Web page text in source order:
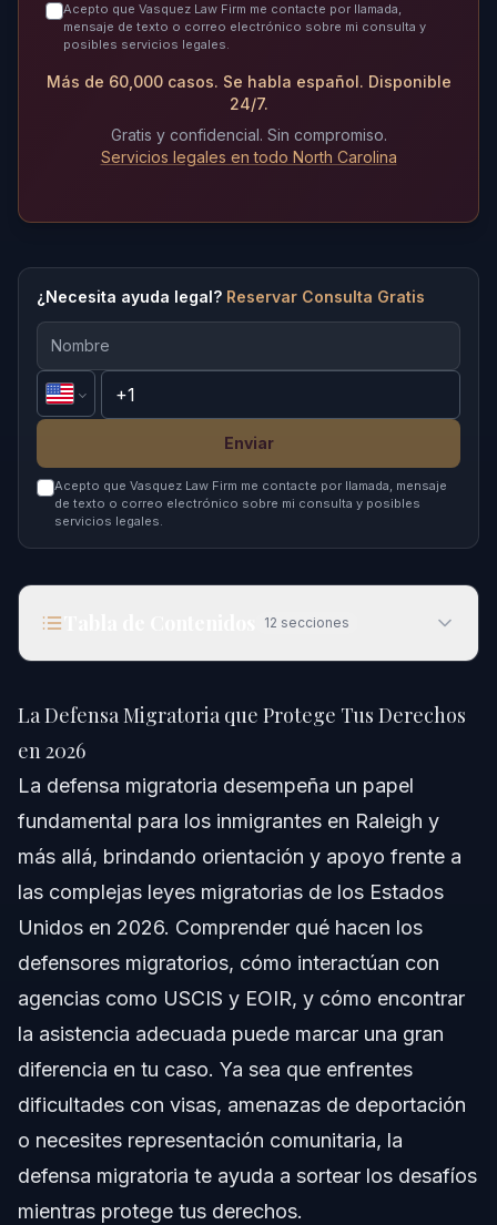
Acepto que Vasquez Law Firm me contacte por llamada,
mensaje de texto o correo electrónico sobre mi consulta y
posibles servicios legales.
Más de 60,000 casos. Se habla español. Disponible
24/7.
Gratis y confidencial. Sin compromiso.
Servicios legales en todo North Carolina
¿Necesita ayuda legal? Reservar Consulta Gratis
Enviar
Acepto que Vasquez Law Firm me contacte por llamada, mensaje
de texto o correo electrónico sobre mi consulta y posibles
servicios legales.
12 secciones
Respuesta Rápida
Comprendiendo la Defensa Migratoria
Funciones de los Defensores Migratorios
Su Papel en la Protección de Derechos de Inmigrantes
Organizaciones de Defensa Migratoria
Paso a Paso: Cómo Obtener Ayuda de
Defensores Migratorios
Ejemplos de Situaciones Comunes
Errores Comunes a Evitar
Cronología: Qué Esperar en Casos de Defensa
La Defensa Migratoria que Protege Tus Derechos
en 2026
La defensa migratoria desempeña un papel
fundamental para los inmigrantes en Raleigh y
más allá, brindando orientación y apoyo frente a
las complejas leyes migratorias de los Estados
Unidos en 2026. Comprender qué hacen los
defensores migratorios, cómo interactúan con
agencias como USCIS y EOIR, y cómo encontrar
la asistencia adecuada puede marcar una gran
diferencia en tu caso. Ya sea que enfrentes
dificultades con visas, amenazas de deportación
o necesites representación comunitaria, la
defensa migratoria te ayuda a sortear los desafíos
mientras protege tus derechos.